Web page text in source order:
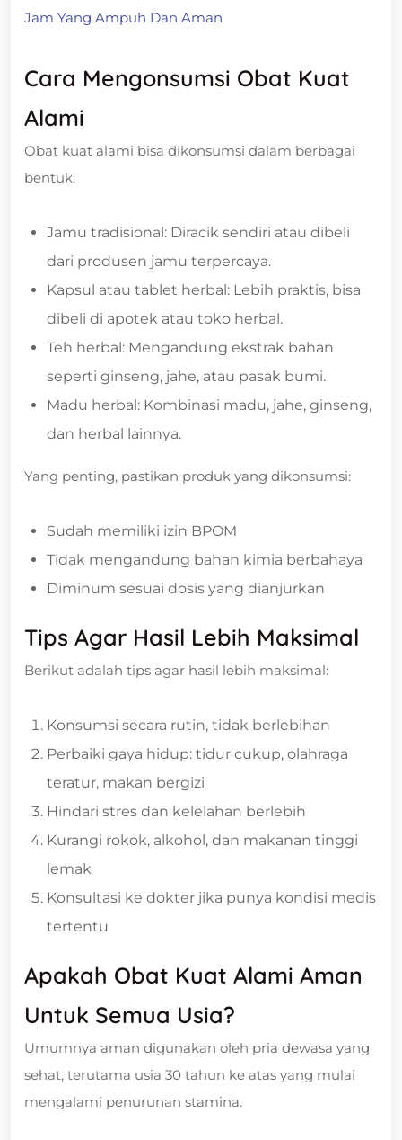
Jam Yang Ampuh Dan Aman
Cara Mengonsumsi Obat Kuat
Alami
Obat kuat alami bisa dikonsumsi dalam berbagai
bentuk:
Jamu tradisional: Diracik sendiri atau dibeli
dari produsen jamu terpercaya.
Kapsul atau tablet herbal: Lebih praktis, bisa
dibeli di apotek atau toko herbal.
Teh herbal: Mengandung ekstrak bahan
seperti ginseng, jahe, atau pasak bumi.
Madu herbal: Kombinasi madu, jahe, ginseng,
dan herbal lainnya.
Yang penting, pastikan produk yang dikonsumsi:
Sudah memiliki izin BPOM
Tidak mengandung bahan kimia berbahaya
Diminum sesuai dosis yang dianjurkan
Tips Agar Hasil Lebih Maksimal
Berikut adalah tips agar hasil lebih maksimal:
Konsumsi secara rutin, tidak berlebihan
Perbaiki gaya hidup: tidur cukup, olahraga
teratur, makan bergizi
Hindari stres dan kelelahan berlebih
Kurangi rokok, alkohol, dan makanan tinggi
lemak
Konsultasi ke dokter jika punya kondisi medis
tertentu
Apakah Obat Kuat Alami Aman
Untuk Semua Usia?
Umumnya aman digunakan oleh pria dewasa yang
sehat, terutama usia 30 tahun ke atas yang mulai
mengalami penurunan stamina.